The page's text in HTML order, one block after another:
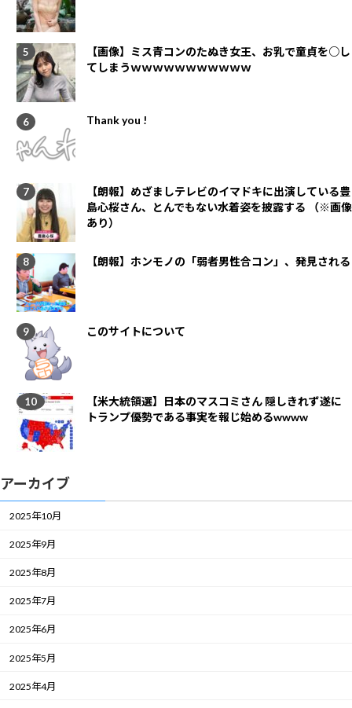
【画像】ミス青コンのたぬき女王、お乳で童貞を○し
てしまうｗｗｗｗｗｗｗｗｗｗｗ
Thank you !
【朗報】めざましテレビのイマドキに出演している豊
島心桜さん、とんでもない水着姿を披露する （※画像
あり）
【朗報】ホンモノの「弱者男性合コン」、発見される
このサイトについて
【米大統領選】日本のマスコミさん 隠しきれず遂に
トランプ優勢である事実を報じ始めるwwww
アーカイブ
2025年10月
2025年9月
2025年8月
2025年7月
2025年6月
2025年5月
2025年4月